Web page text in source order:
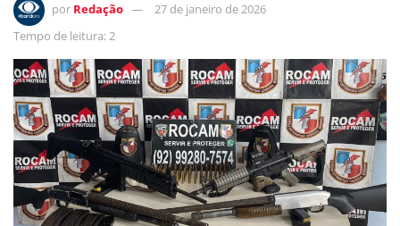
por Redação
27 de janeiro de 2026
Tempo de leitura: 2